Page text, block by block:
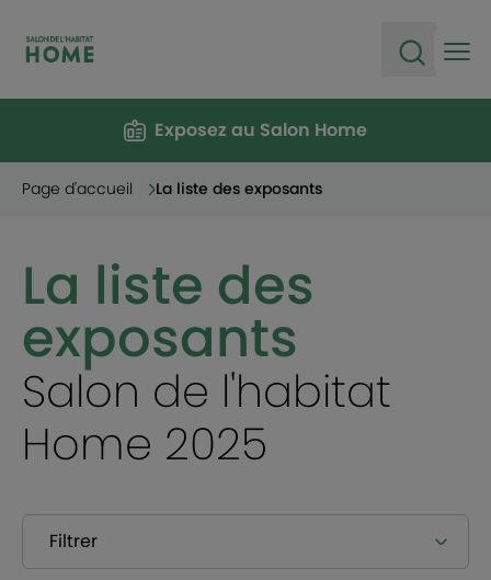
Exposez au Salon Home
Page d'accueil La liste des exposants
La liste des
exposants
Salon de l'habitat
Home 2025
Filtrer